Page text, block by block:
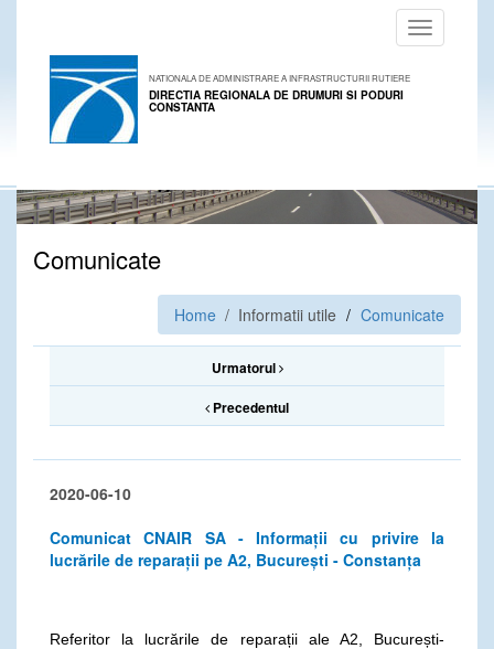
Toggle
navigation
NATIONALA DE ADMINISTRARE A INFRASTRUCTURII RUTIERE
DIRECTIA REGIONALA DE DRUMURI SI PODURI
CONSTANTA
Comunicate
Home / Informatii utile Comunicate
Urmatorul
Precedentul
2020-06-10
Comunicat CNAIR SA - Informații cu privire la
lucrările de reparații pe A2, București - Constanța
Referitor la lucrările de reparații ale A2, București-